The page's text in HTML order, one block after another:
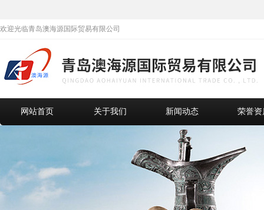
欢迎光临青岛澳海源国际贸易有限公司
网站首页 关于我们 新闻动态 荣誉资